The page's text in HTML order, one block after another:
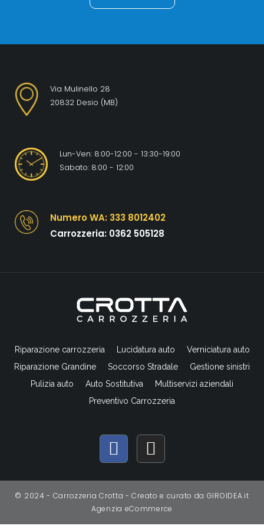
Via Mulinello 28
20832 Desio (MB)
Lun-Ven: 8:00-12:00 - 13:30-19:00
Sabato: 8:00 - 12:00
Numero WA: 333 8012402
Carrozzeria: 0362 505128
Riparazione carrozzeria Lucidatura auto
Verniciatura auto
Riparazione Grandine
Soccorso Stradale
Gestione sinistri
Pulizia auto
Auto Sostitutiva
Multiservizi aziendali
Preventivo Carrozzeria
F
a
c
e
b
o
I
n
s
t
a
g
© 2024 - Carrozzeria Crotta - Creato e curato da GIROIDEA.it
Agenzia eCommerce